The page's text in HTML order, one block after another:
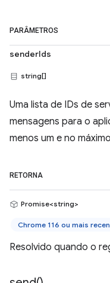
PARÂMETROS
senderIds
string[]
Uma lista de IDs de
mensagens para o
menos um e no
RETORNA
Promise<string>
Chrome 116 ou mais
Resolvido quando o